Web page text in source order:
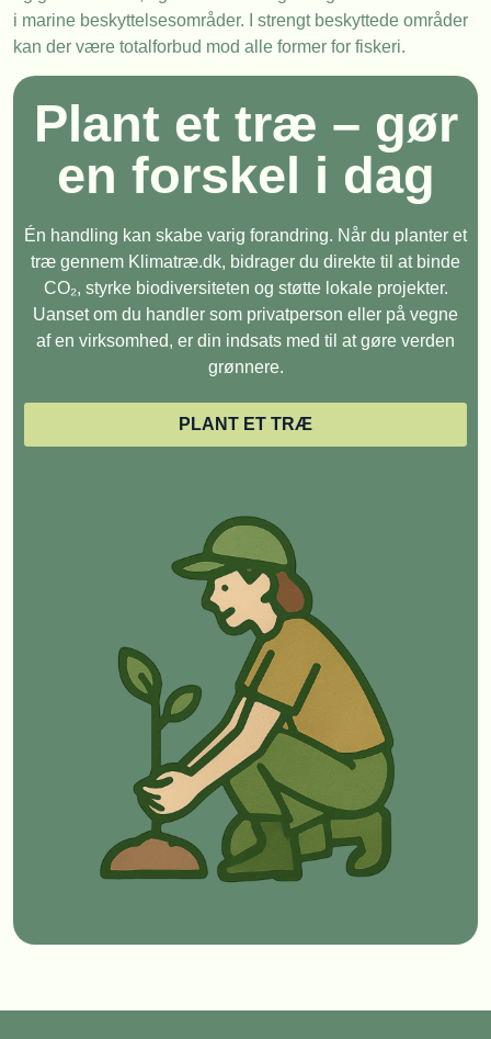
i marine beskyttelsesområder. I strengt beskyttede områder
kan der være totalforbud mod alle former for fiskeri.
Plant et træ – gør
en forskel i dag
Én handling kan skabe varig forandring. Når du planter et
træ gennem Klimatræ.dk, bidrager du direkte til at binde
CO₂, styrke biodiversiteten og støtte lokale projekter.
Uanset om du handler som privatperson eller på vegne
af en virksomhed, er din indsats med til at gøre verden
grønnere.
PLANT ET TRÆ